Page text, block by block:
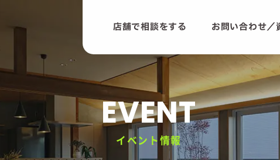
店舗で相談をする お問い合わせ／
EVENT
イベント情報